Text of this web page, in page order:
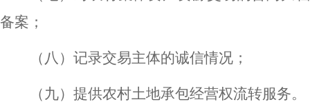
备案；
（八）记录交易主体的诚信情况；
（九）提供农村土地承包经营权流转服务。